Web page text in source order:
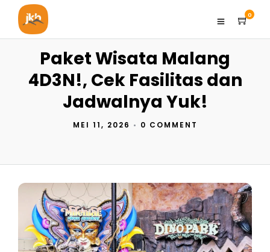
0
Paket Wisata Malang
4D3N!, Cek Fasilitas dan
Jadwalnya Yuk!
MEI 11, 2026 • 0 COMMENT